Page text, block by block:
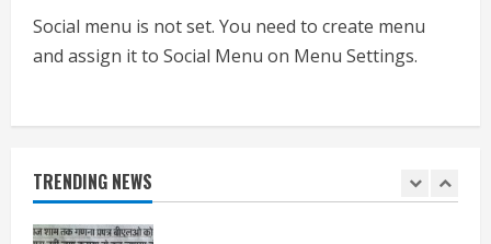
Social menu is not set. You need to create menu
and assign it to Social Menu on Menu Settings.
TRENDING NEWS
1
2